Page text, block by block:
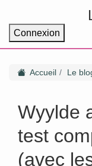
Connexion
Accueil Le
Wyylde
test
(avec